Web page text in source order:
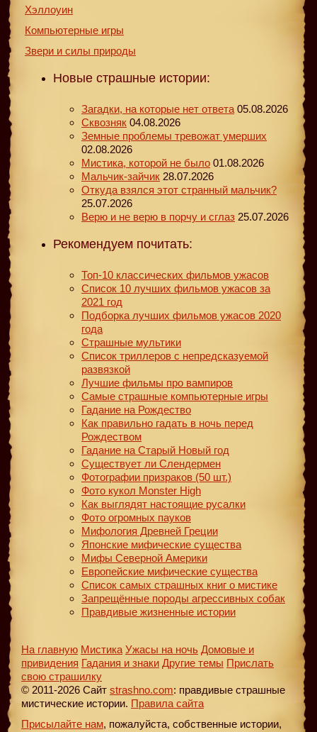
Хэллоуин
Компьютерные игры
Звери и силы природы
Новые страшные истории:
Загадки, на которые нет ответа 05.08.2026
Сквозняк 04.08.2026
Земные проблемы тревожат умерших
02.08.2026
Мистика, которой не было 01.08.2026
Мальчик-зайчик 28.07.2026
Откуда взялся этот странный мальчик?
25.07.2026
Верю и не верю в порчу и сглаз 25.07.2026
Рекомендуем почитать:
Топ-10 классических фильмов ужасов
Список 10 лучших фильмов ужасов за
2021 год
Подборка лучших фильмов ужасов 2020
года
Страшные мультики
Список триллеров с непредсказуемой
развязкой
Лучшие фильмы про вампиров
Самые страшные компьютерные игры
Гадание на Рождество
Как правильно гадать в ночь перед
Рождеством
Гадание на Старый Новый год
Существует ли Слендермен
Фотографии призраков (50 шт.)
Фото кукол Monster High
Как выглядят настоящие русалки
Фото огромных пауков
Мифология Древней Греции
Японские мифические существа
Мифы Северной Америки
Европейские мифические существа
Список самых страшных книг о мистике
Запрещённые породы агрессивных собак
Правдивые жизненные истории
На главную Мистика Ужасы на ночь Домовые и
привидения Гадания и знаки Другие темы Прислать
свою страшилку
© 2011-2026 Сайт strashno.com: правдивые страшные
мистические истории. Правила сайта
Присылайте нам, пожалуйста, собственные истории,